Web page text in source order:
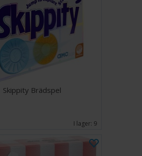
Skippity Brädspel
I lager: 9